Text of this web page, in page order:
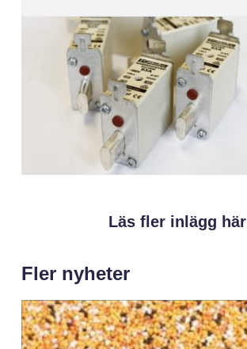
Läs fler inlägg här
Fler nyheter